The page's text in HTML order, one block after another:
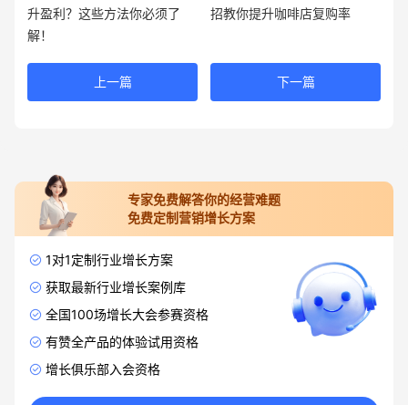
升盈利？这些方法你必须了
解！
上一篇
招教你提升咖啡店复购率
下一篇
专家免费解答你的经营难题
免费定制营销增长方案
1对1定制行业增长方案
获取最新行业增长案例库
全国100场增长大会参赛资格
有赞全产品的体验试用资格
增长俱乐部入会资格